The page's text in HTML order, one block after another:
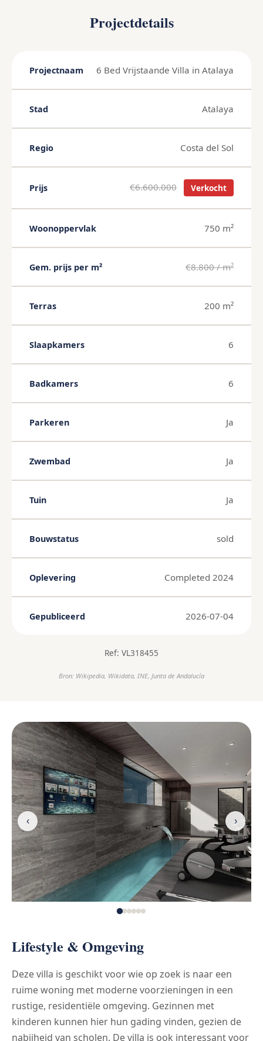
Projectdetails
Projectnaam 6 Bed Vrijstaande Villa in Atalaya
Stad Atalaya
Regio Costa del Sol
Prijs €6.600.000 Verkocht
Woonoppervlak 750 m²
Gem. prijs per m² €8.800 / m²
Terras 200 m²
Slaapkamers 6
Badkamers 6
Parkeren Ja
Zwembad Ja
Tuin Ja
Bouwstatus sold
Oplevering Completed 2024
Gepubliceerd 2026-07-04
Ref: VL318455
Bron: Wikipedia, Wikidata, INE, Junta de Andalucía
Lifestyle & Omgeving
Deze villa is geschikt voor wie op zoek is naar een
ruime woning met moderne voorzieningen in een
rustige, residentiële omgeving. Gezinnen met
kinderen kunnen hier hun gading vinden, gezien de
nabijheid van scholen. De villa is ook interessant voor
‹ ›